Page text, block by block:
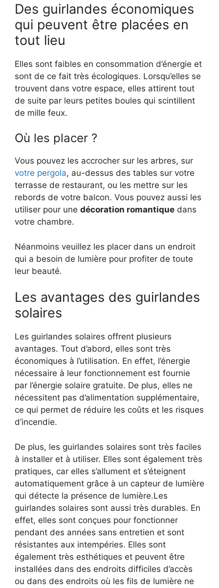
Des guirlandes économiques
qui peuvent être placées en
tout lieu
Elles sont faibles en consommation d’énergie et
sont de ce fait très écologiques. Lorsqu’elles se
trouvent dans votre espace, elles attirent tout
de suite par leurs petites boules qui scintillent
de mille feux.
Où les placer ?
Vous pouvez les accrocher sur les arbres, sur
votre pergola, au-dessus des tables sur votre
terrasse de restaurant, ou les mettre sur les
rebords de votre balcon. Vous pouvez aussi les
utiliser pour une décoration romantique dans
votre chambre.
Néanmoins veuillez les placer dans un endroit
qui a besoin de lumière pour profiter de toute
leur beauté.
Les avantages des guirlandes
solaires
Les guirlandes solaires offrent plusieurs
avantages. Tout d’abord, elles sont très
économiques à l’utilisation. En effet, l’énergie
nécessaire à leur fonctionnement est fournie
par l’énergie solaire gratuite. De plus, elles ne
nécessitent pas d’alimentation supplémentaire,
ce qui permet de réduire les coûts et les risques
d’incendie.
De plus, les guirlandes solaires sont très faciles
à installer et à utiliser. Elles sont également très
pratiques, car elles s’allument et s’éteignent
automatiquement grâce à un capteur de lumière
qui détecte la présence de lumière.Les
guirlandes solaires sont aussi très durables. En
effet, elles sont conçues pour fonctionner
pendant des années sans entretien et sont
résistantes aux intempéries. Elles sont
également très esthétiques et peuvent être
installées dans des endroits difficiles d’accès
ou dans des endroits où les fils de lumière ne